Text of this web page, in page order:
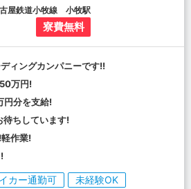
屋鉄道小牧線 小牧駅
寮費無料
ィングカンパニーです!!
万円!
分を支給!
ちしています!
作業!
カー通勤可 未経験OK